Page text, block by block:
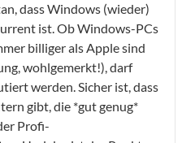
dass Windows (wieder)
ist. Ob Windows-PCs
billiger als Apple sind
wohlgemerkt!), darf
werden. Sicher ist, dass
gibt, die *gut genug*
Profi-